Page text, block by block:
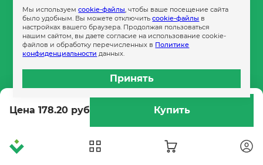
Цена 178.20 руб Купить
Пленка
Пакеты и сумки
Контейнеры
Бумага офисная
Гигиеническая продукция
Мы используемcookie-файлы, чтобы ваше посещение сайта
было удобным. Вы можете отключитьcookie-файлы в
настройках вашего браузера. Продолжая пользоваться
нашим сайтом, вы даете согласие на использование cookie-
файлов и обработку перечисленных в Политике
конфиденциальности данных.
Принять